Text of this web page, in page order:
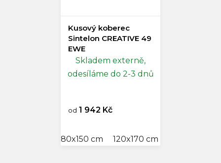
Kusový koberec
Sintelon CREATIVE 49
EWE
Skladem externě,
odesíláme do 2-3 dnů
od 1 942 Kč
80x150 cm 120x170 cm